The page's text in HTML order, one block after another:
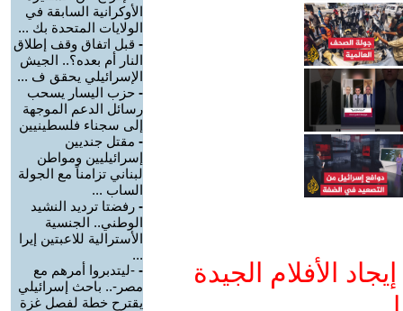
الأفلام الجيدة
الأوكرانية السابقة في
الولايات المتحدة بك ...
- قبل اتفاق وقف إطلاق
النار أم بعده؟.. الجيش
الإسرائيلي يحقق ف ...
- حزب اليسار يسحب
رسائل الدعم الموجهة
إلى سجناء فلسطينيين
- مقتل جنديين
إسرائيليين ومواطن
لبناني تزامناً مع الجولة
الساب ...
- رفضتا ترديد النشيد
الوطني.. الجنسية
الأسترالية للاعبتين إيرا
...
- -ليتدبروا أمرهم مع
مصر-.. باحث إسرائيلي
يقترح خطة لفصل غزة